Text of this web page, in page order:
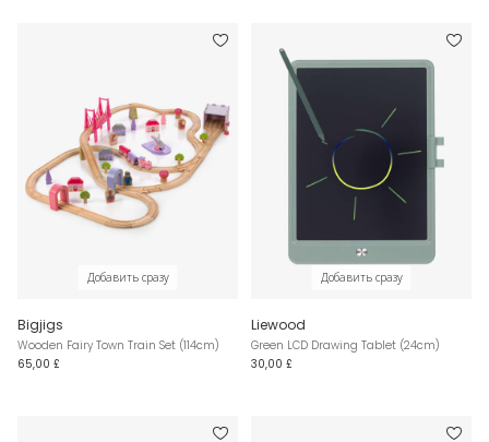
Добавить сразу
Bigjigs
Wooden Fairy Town Train Set (114cm)
65,00 £
Добавить сразу
Liewood
Green LCD Drawing Tablet (24cm)
30,00 £